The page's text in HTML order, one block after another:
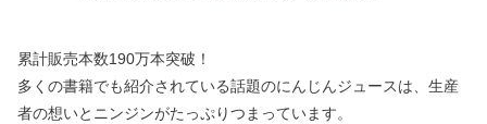
累計販売本数190万本突破！
多くの書籍でも紹介されている話題のにんじんジュースは、生産
者の想いとニンジンがたっぷりつまっています。